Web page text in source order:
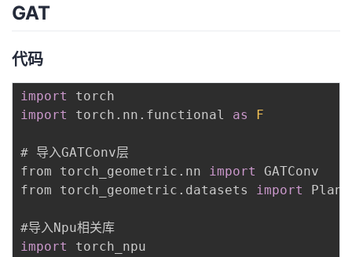
GAT
代码
import
import
torch . nn . functional as F
# 导入GATConv层
from torch_geometric . nn import
GATConv
from torch_geometric . datasets import
import
torch_npu